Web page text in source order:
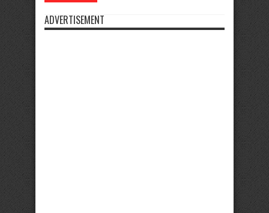
ADVERTISEMENT